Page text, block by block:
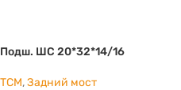
Подш. ШС 20*32*14/16
TCM,Задний мост